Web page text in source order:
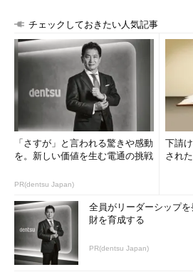
ど）を指定します。ローカルでもリモ
対象はデバイス（/dev/sda1など）ま
実行にはroot権限が必要です（ 連載
このようにxfsdumpコマンドを実行す
力を求められます。まず、ダンプを識
（dump label dialog）。このラベルは
続いて、メディアを識別するための
（media label dialog）。メディア用の
ンでも指定可能です。
チェックしておきたい人気記事
「さすが」と言われる驚きや感動
を。新しい価値を生む電通の挑戦
PR(dentsu Japan)
下請
され
全員がリーダーシップ
財を育成する
PR(dentsu Japan)